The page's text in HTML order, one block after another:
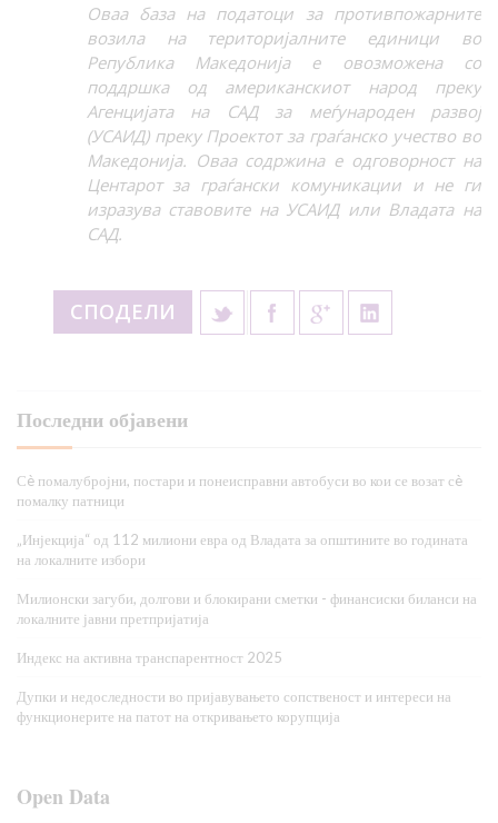
Оваа база на податоци за противпожарните
возила на територијалните единици во
Република Македонија е овозможена со
поддршка од американскиот народ преку
Агенцијата на САД за меѓународен развој
(УСАИД) преку Проектот за граѓанско учество во
Македонија. Оваа содржина е одговорност на
Центарот за граѓански комуникации и не ги
изразува ставовите на УСАИД или Владата на
САД.
СПОДЕЛИ
Последни објавени
Сè помалубројни, постари и понеисправни автобуси во кои се возат сè
помалку патници
„Инјекција“ од 112 милиони евра од Владата за општините во годината
на локалните избори
Милионски загуби, долгови и блокирани сметки - финансиски биланси на
локалните јавни претпријатија
Индекс на активна транспарентност 2025
Дупки и недоследности во пријавувањето сопственост и интереси на
функционерите на патот на откривањето корупција
Open Data